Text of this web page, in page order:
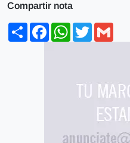
Compartir nota
ShareFacebookWhatsApp
Twitter